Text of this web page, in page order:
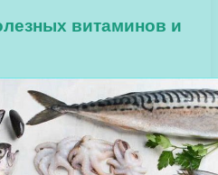
витаминов и